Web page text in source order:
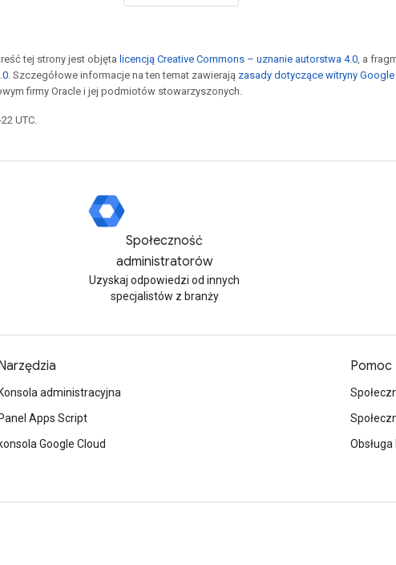
tej strony jest objęta licencją Creative Commons – uznanie autorstwa 4.0 , a
. Szczegółowe informacje na ten temat zawierają zasady dotyczące witryny
firmy Oracle i jej podmiotów stowarzyszonych.
UTC.
Społeczność
administratorów
Uzyskaj odpowiedzi od innych
specjalistów z branży
Konsola administracyjna
Panel Apps Script
konsola Google Cloud
Pomoc